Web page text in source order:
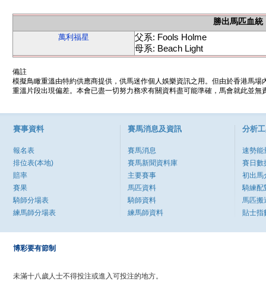
勝出馬匹血統
萬利福星
父系: Fools Holme
母系: Beach Light
備註
模擬鳥瞰重溫由特約供應商提供，供馬迷作個人娛樂資訊之用。但由於香港馬
重溫片段出現偏差。本會已盡一切努力務求有關資料盡可能準確，馬會就此並
賽事資料
報名表
排位表(本地)
賠率
賽果
騎師分場表
練馬師分場表
賽馬消息及資訊
賽馬消息
賽馬新聞資料庫
主要賽事
馬匹資料
騎師資料
練馬師資料
分析
速勢能
賽日數
初出馬
騎練配
馬匹搬
貼士指
博彩要有節制
未滿十八歲人士不得投注或進入可投注的地方。